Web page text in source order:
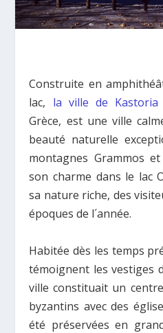
Construite en
lac, la ville de Kastoria
Grèce, est une ville
beauté naturelle
montagnes Grammos
son charme dans le lac
sa nature riche, des
époques de l´année.
Habitée dès les temps
témoignent les vestiges
ville constituait un
byzantins avec des
été préservées en